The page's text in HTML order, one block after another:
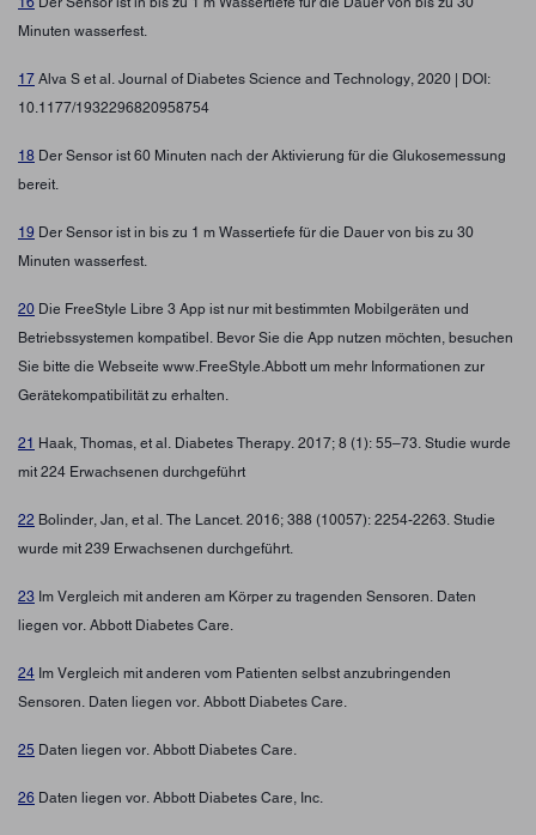
Minuten wasserfest.
17 Alva S et al. Journal of Diabetes Science and Technology, 2020 | DOI:
10.1177/1932296820958754
18 Der Sensor ist 60 Minuten nach der Aktivierung für die Glukosemessung
bereit.
19 Der Sensor ist in bis zu 1 m Wassertiefe für die Dauer von bis zu 30
Minuten wasserfest.
20 Die FreeStyle Libre 3 App ist nur mit bestimmten Mobilgeräten und
Betriebssystemen kompatibel. Bevor Sie die App nutzen möchten, besuchen
Sie bitte die Webseite www.FreeStyle.Abbott um mehr Informationen zur
Gerätekompatibilität zu erhalten.
21 Haak, Thomas, et al. Diabetes Therapy. 2017; 8 (1): 55–73. Studie wurde
mit 224 Erwachsenen durchgeführt
22 Bolinder, Jan, et al. The Lancet. 2016; 388 (10057): 2254-2263. Studie
wurde mit 239 Erwachsenen durchgeführt.
23 Im Vergleich mit anderen am Körper zu tragenden Sensoren. Daten
liegen vor. Abbott Diabetes Care.
24 Im Vergleich mit anderen vom Patienten selbst anzubringenden
Sensoren. Daten liegen vor. Abbott Diabetes Care.
25 Daten liegen vor. Abbott Diabetes Care.
26 Daten liegen vor. Abbott Diabetes Care, Inc.